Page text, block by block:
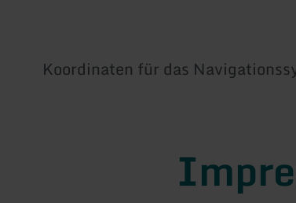
Koordinaten für das